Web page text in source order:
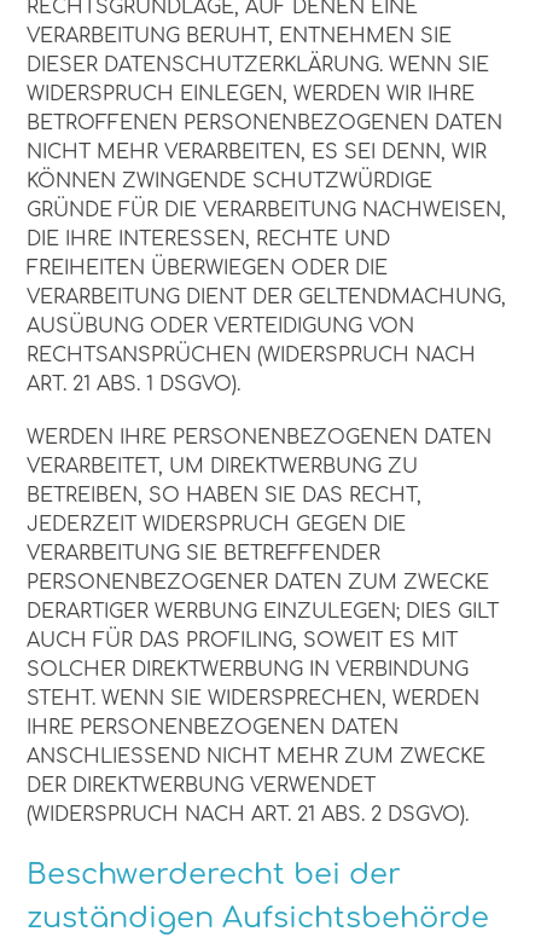
RECHTSGRUNDLAGE, AUF DENEN EINE
VERARBEITUNG BERUHT, ENTNEHMEN SIE
DIESER DATENSCHUTZERKLÄRUNG. WENN SIE
WIDERSPRUCH EINLEGEN, WERDEN WIR IHRE
BETROFFENEN PERSONENBEZOGENEN DATEN
NICHT MEHR VERARBEITEN, ES SEI DENN, WIR
KÖNNEN ZWINGENDE SCHUTZWÜRDIGE
GRÜNDE FÜR DIE VERARBEITUNG NACHWEISEN,
DIE IHRE INTERESSEN, RECHTE UND
FREIHEITEN ÜBERWIEGEN ODER DIE
VERARBEITUNG DIENT DER GELTENDMACHUNG,
AUSÜBUNG ODER VERTEIDIGUNG VON
RECHTSANSPRÜCHEN (WIDERSPRUCH NACH
ART. 21 ABS. 1 DSGVO).
WERDEN IHRE PERSONENBEZOGENEN DATEN
VERARBEITET, UM DIREKTWERBUNG ZU
BETREIBEN, SO HABEN SIE DAS RECHT,
JEDERZEIT WIDERSPRUCH GEGEN DIE
VERARBEITUNG SIE BETREFFENDER
PERSONENBEZOGENER DATEN ZUM ZWECKE
DERARTIGER WERBUNG EINZULEGEN; DIES GILT
AUCH FÜR DAS PROFILING, SOWEIT ES MIT
SOLCHER DIREKTWERBUNG IN VERBINDUNG
STEHT. WENN SIE WIDERSPRECHEN, WERDEN
IHRE PERSONENBEZOGENEN DATEN
ANSCHLIESSEND NICHT MEHR ZUM ZWECKE
DER DIREKTWERBUNG VERWENDET
(WIDERSPRUCH NACH ART. 21 ABS. 2 DSGVO).
Beschwerde­recht bei der
zuständigen Aufsichts­behörde